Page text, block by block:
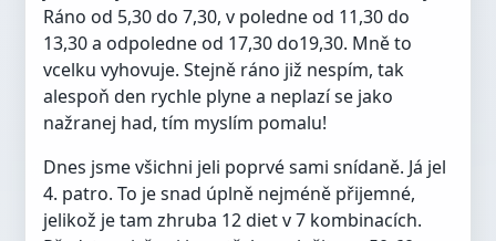
Ráno od 5,30 do 7,30, v poledne od 11,30 do
13,30 a odpoledne od 17,30 do19,30. Mně to
vcelku vyhovuje. Stejně ráno již nespím, tak
alespoň den rychle plyne a neplazí se jako
nažranej had, tím myslím pomalu!
Dnes jsme všichni jeli poprvé sami snídaně. Já jel
4. patro. To je snad úplně nejméně přijemné,
jelikož je tam zhruba 12 diet v 7 kombinacích.